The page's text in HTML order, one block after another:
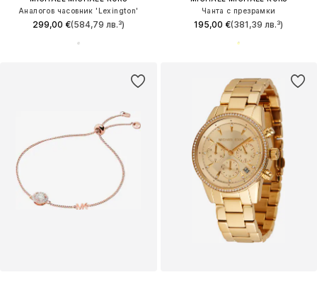
Аналогов часовник 'Lexington'
299,00 €(584,79 лв.³)
Чанта с презрамки
195,00 €(381,39 лв.³)